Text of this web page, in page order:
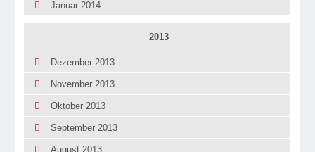
Januar 2014
2013
Dezember 2013
November 2013
Oktober 2013
September 2013
August 2013